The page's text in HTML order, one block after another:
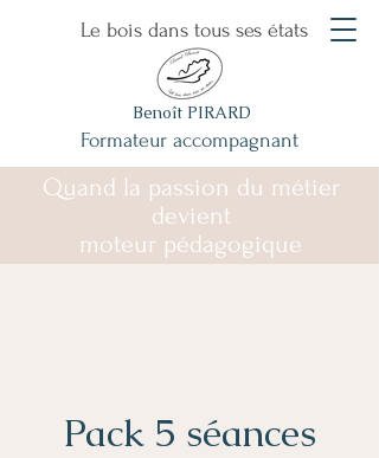
Le bois dans tous ses états
Benoît PIRARD
Formateur accompagnant
Quand la passion du métier
devient
moteur pédagogique
Pack 5 séances